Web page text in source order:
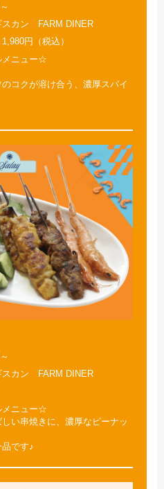
スカン FARM DINER
円（税込）
メニュー☆
コクが溶け合う、濃厚スパイ
スカン FARM DINER
メニュー☆
い串焼きに、濃厚なピーナッ
です♪